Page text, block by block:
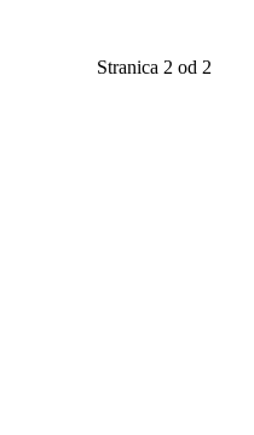
Stranica 2 od 2